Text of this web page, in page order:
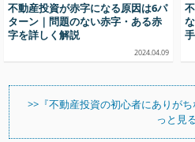
不動産投資が赤字になる原因は6パ
ターン｜問題のない赤字・ある赤
字を詳しく解説
2024.04.09
>>『不動産投資の初心者にありが
っと見